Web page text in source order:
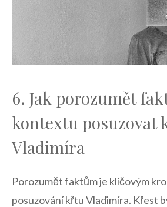
6. Jak porozumět
kontextu posuzovat
Vladimíra
Porozumět faktům je klíčovým
posuzování křtu Vladimíra. Křest